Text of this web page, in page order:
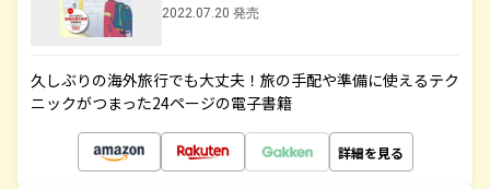
2022.07.20 発売
久しぶりの海外旅行でも大丈夫！旅の手配や準備に使えるテク
ニックがつまった24ページの電子書籍
詳細を見る